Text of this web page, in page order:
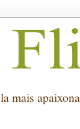
mais